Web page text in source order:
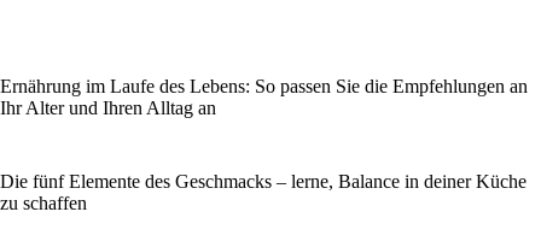
Ernährung im Laufe des Lebens: So passen Sie die Empfehlungen an
Ihr Alter und Ihren Alltag an
Die fünf Elemente des Geschmacks – lerne, Balance in deiner Küche
zu schaffen